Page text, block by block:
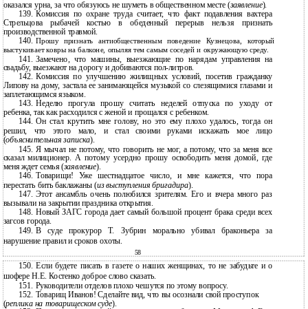
оказался урна, за что обязуюсь не шуметь в общественном месте (заявление).
139. Комиссия по охране труда считает, что факт подавления вахтера
Стрельцова рыбачей костью в обеденный перерыв нельзя признать
производственной травмой.
140. Прошу признать антиобщественным поведение Кузнецова, который
выстукивает ковры на балконе, опыляя тем самым соседей и окружающую среду.
141. Замечено, что машины, выезжающие по нарядам управления на
свадьбу, выезжают на дорогу и добиваются пол-литров.
142. Комиссия по улучшению жилищных условий, посетив гражданку
Липову на дому, застала ее занимающейся музыкой со слезящимися глазами и
заплетающимся языком.
143. Неделю прогула прошу считать неделей отпуска по уходу от
ребенка, так как расходился с женой и прощался с ребенком.
144. Он стал крутить мне голову, но это ему плохо удалось, тогда он
решил, что этого мало, и стал своими руками искажать мое лицо
(объяснительная записка).
145.
Я мычал не потому, что говорить не мог, а потому, что за меня все
сказал милиционер. А потому усердно прошу освободить меня домой, где
меня ждет семья (заявление).
146. Товарищи! Уже шестнадцатое число, и мне кажется, что пора
перестать бить баклажаны (из выступления бригадира).
147. Этот ансамбль очень полюбился зрителям. Его и вчера много раз
вызывали на закрытии праздника открытия.
148. Новый ЗАГС города дает самый большой процент брака среди всех
загсов города.
149. В суде прокурор Т. Зубрин морально убивал браконьера за
нарушение правил и сроков охоты.
58
150. Если будете писать в газете о наших женщинах, то не забудьте и о
шофере Н.Е. Костенко доброе слово сказать.
151. Руководители отделов плохо чешутся по этому вопросу.
152. Товарищ Иванов! Сделайте вид, что вы осознали свой проступок
(реплика на товарищеском суде).